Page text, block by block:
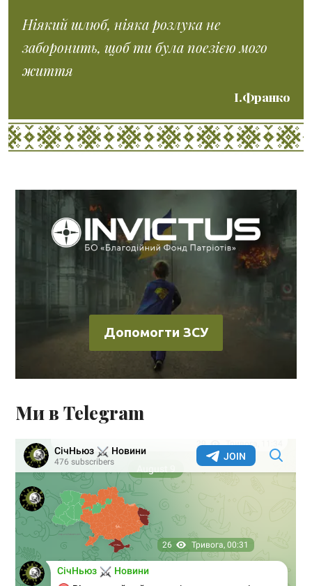
Ніякий шлюб, ніяка розлука не
заборонить, щоб ти була поезією мого
життя
І.Франко
Допомогти ЗСУ
Ми в Telegram